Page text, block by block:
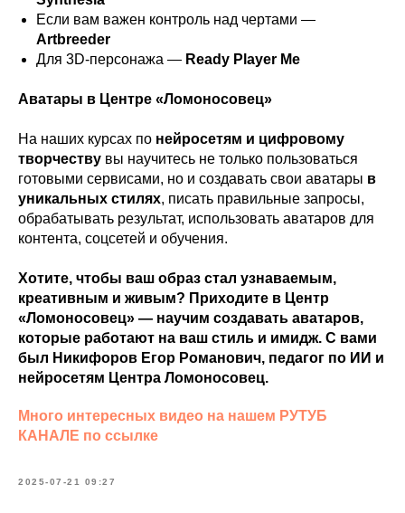
Если вам важен контроль над чертами —
Artbreeder
Для 3D‑персонажа — Ready Player Me
Аватары в Центре «Ломоносовец»
На наших курсах по нейросетям и цифровому
творчеству вы научитесь не только пользоваться
готовыми сервисами, но и создавать свои аватары в
уникальных стилях, писать правильные запросы,
обрабатывать результат, использовать аватаров для
контента, соцсетей и обучения.
Хотите, чтобы ваш образ стал узнаваемым,
креативным и живым? Приходите в Центр
«Ломоносовец» — научим создавать аватаров,
которые работают на ваш стиль и имидж. С вами
был Никифоров Егор Романович, педагог по ИИ и
нейросетям Центра Ломоносовец.
Много интересных видео на нашем РУТУБ
КАНАЛЕ по ссылке
2025-07-21 09:27